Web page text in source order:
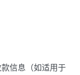
信息（如适用于